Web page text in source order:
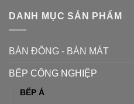
DANH MỤC SẢN PHẨM
BÀN ĐÔNG - BÀN MÁT
BẾP CÔNG NGHIỆP
BẾP Á